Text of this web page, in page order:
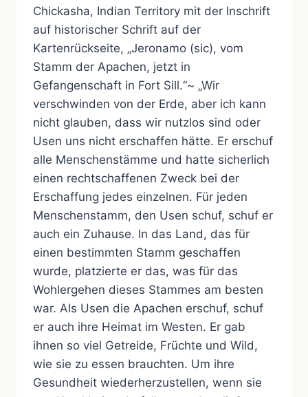
Chickasha, Indian Territory mit der Inschrift
auf historischer Schrift auf der
Kartenrückseite, „Jeronamo (sic), vom
Stamm der Apachen, jetzt in
Gefangenschaft in Fort Sill.“~ „Wir
verschwinden von der Erde, aber ich kann
nicht glauben, dass wir nutzlos sind oder
Usen uns nicht erschaffen hätte. Er erschuf
alle Menschenstämme und hatte sicherlich
einen rechtschaffenen Zweck bei der
Erschaffung jedes einzelnen. Für jeden
Menschenstamm, den Usen schuf, schuf er
auch ein Zuhause. In das Land, das für
einen bestimmten Stamm geschaffen
wurde, platzierte er das, was für das
Wohlergehen dieses Stammes am besten
war. Als Usen die Apachen erschuf, schuf
er auch ihre Heimat im Westen. Er gab
ihnen so viel Getreide, Früchte und Wild,
wie sie zu essen brauchten. Um ihre
Gesundheit wiederherzustellen, wenn sie